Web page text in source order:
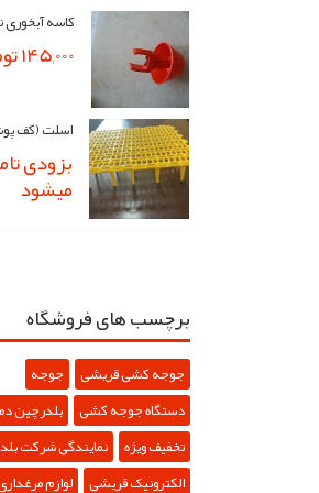
145,000 تومان
بزودی
میشود
برچسب های فروشگاه
جوجه کشی قریشی
جوجه
دستگاه جوجه کشی بلدرچین
تخفیف ویژه نمایندگی شرکت
الکترونیک قریشی لوازم